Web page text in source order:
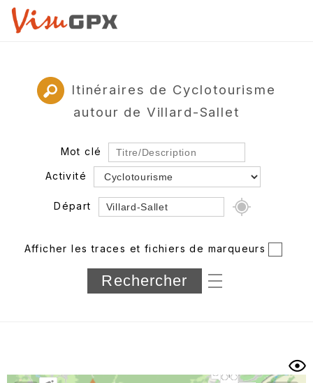
Itinéraires de Cyclotourisme
autour de Villard-Sallet
Mot clé
Activité
Départ
Département
Longueur min/max
Afficher les traces et fichiers de marqueurs